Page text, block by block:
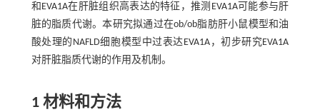
和EVA1A在肝脏组织高表达的特征，推测EVA1A可能参与肝
脏的脂质代谢。本研究拟通过在ob/ob脂肪肝小鼠模型和油
酸处理的NAFLD细胞模型中过表达EVA1A，初步研究EVA1A
对肝脏脂质代谢的作用及机制。
1 材料和方法